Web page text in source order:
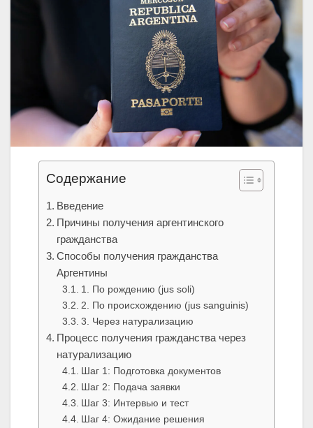
Содержание
Введение
Причины получения аргентинского
гражданства
Способы получения гражданства
Аргентины
1. По рождению (jus soli)
2. По происхождению (jus sanguinis)
3. Через натурализацию
Процесс получения гражданства через
натурализацию
Шаг 1: Подготовка документов
Шаг 2: Подача заявки
Шаг 3: Интервью и тест
Шаг 4: Ожидание решения